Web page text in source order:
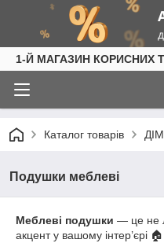
1-Й МАГАЗИН КОРИСНИХ
Каталог товарів
Подушки меблеві
Меблеві подушки — це не
акцент у вашому інтер’єрі 🏠